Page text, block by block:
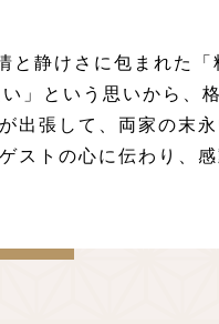
と静けさに包まれた
」という思いから、
出張して、両家の末
ストの心に伝わり、感